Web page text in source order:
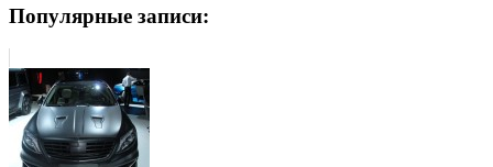
Популярные записи: